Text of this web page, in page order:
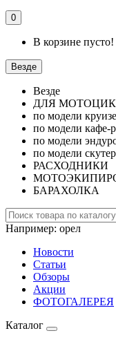
0
В корзине пусто!
Везде
Везде
ДЛЯ
по модели
по модели кафе-
по модели
по модели
РАСХОДНИКИ
БАРАХОЛКА
Например: орел
Новости
Статьи
Обзоры
Акции
ФОТОГАЛЕРЕЯ
Каталог